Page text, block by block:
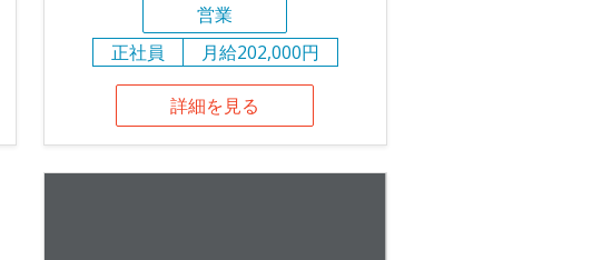
営業
正社員
月給202,000円
詳細を見る